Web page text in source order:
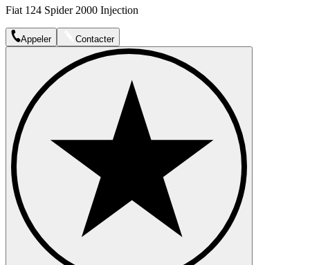
Fiat 124 Spider 2000 Injection
Appeler Contacter